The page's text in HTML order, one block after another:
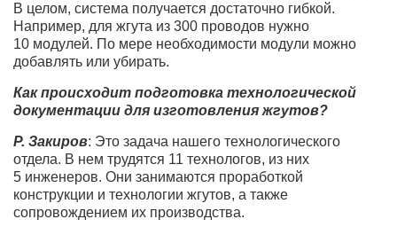
В целом, система получается достаточно гибкой.
Например, для жгута из 300 проводов нужно
10 модулей. По мере необходимости модули можно
добавлять или убирать.
Как происходит подготовка технологической
документации для изготовления жгутов?
Р. Закиров: Это задача нашего технологического
отдела. В нем трудятся 11 технологов, из них
5 инженеров. Они занимаются проработкой
конструкции и технологии жгутов, а также
сопровождением их производства.